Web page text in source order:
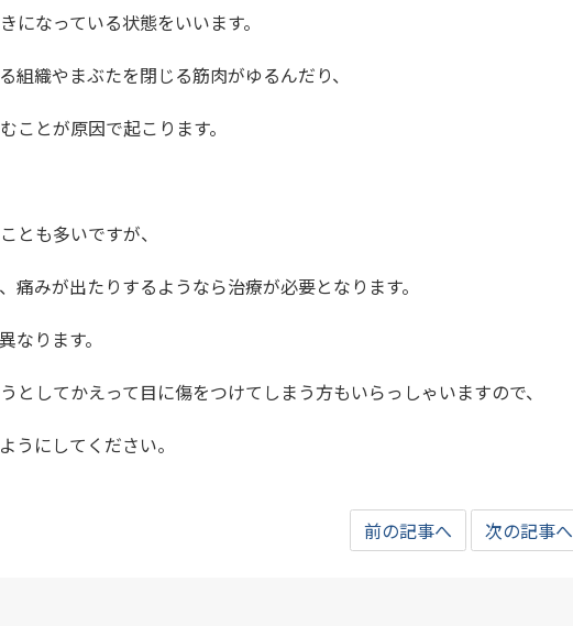
になっている状態をいいます。
組織やまぶたを閉じる筋肉がゆるんだり、
ことが原因で起こります。
とも多いですが、
痛みが出たりするようなら治療が必要となります。
なります。
としてかえって目に傷をつけてしまう方もいらっしゃいますので、
うにしてください。
前の記事へ 次の記事へ